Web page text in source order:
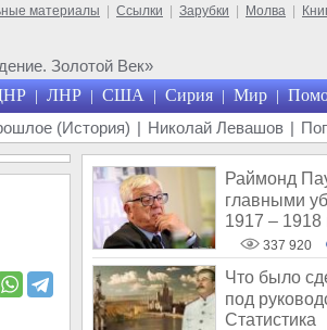
материалы Ссылки Зарубки Молва
Золотой Век»
| ЛНР | США | Сирия | Мир |
(История) | Николай Левашов |
Раймонд
главными
1917 – 1918
латыши и
337 920
Что было
под
Статистика